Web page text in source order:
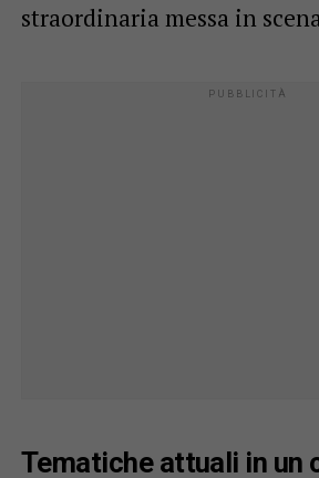
straordinaria messa in
Tematiche attuali in un